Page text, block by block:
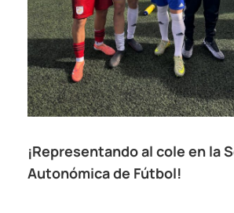
¡Representando al cole en la
Autonómica de Fútbol!